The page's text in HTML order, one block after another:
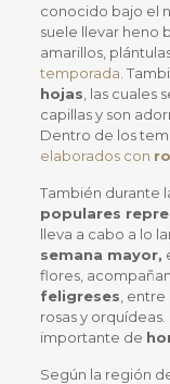
conocido bajo el
suele llevar heno
amarillos,
temporada .
hojas , las cuales
capillas y son
Dentro de los
elaborados con
También durante
populares
lleva a cabo a lo
semana mayor,
flores,
feligreses ,
rosas y
importante de
Según la región